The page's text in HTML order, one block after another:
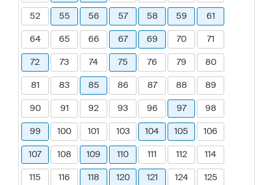
52 55 56 57 58 59 61
64 65 66 67 69 70 71
72 73 74 75 76 79 80
81 83 85 86 87 88 89
90 91 92 93 96 97 98
99 100 101 103 104 105 106
107 108 109 110 111 112 114
115 116 118 120 121 124 125